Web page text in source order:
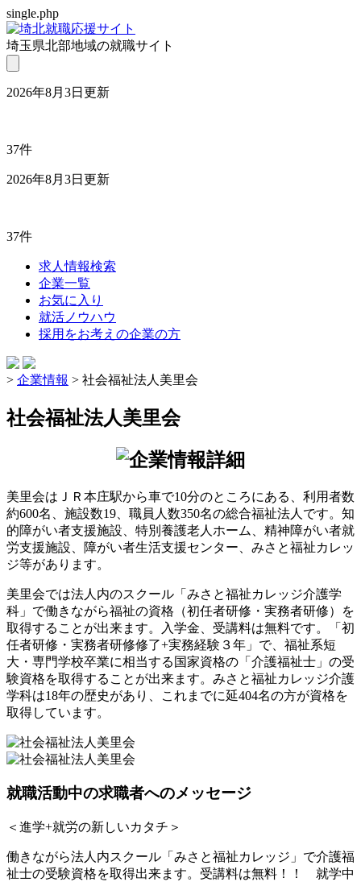
single.php
埼玉県北部地域の就職サイト
2026年8月3日更新
37件
2026年8月3日更新
37件
求人情報検索
企業一覧
お気に入り
就活ノウハウ
採用をお考えの企業の方
> 企業情報 > 社会福祉法人美里会
社会福祉法人美里会
美里会はＪＲ本庄駅から車で10分のところにある、利用者数
約600名、施設数19、職員人数350名の総合福祉法人です。知
的障がい者支援施設、特別養護老人ホーム、精神障がい者就
労支援施設、障がい者生活支援センター、みさと福祉カレッ
ジ等があります。
美里会では法人内のスクール「みさと福祉カレッジ介護学
科」で働きながら福祉の資格（初任者研修・実務者研修）を
取得することが出来ます。入学金、受講料は無料です。「初
任者研修・実務者研修修了+実務経験３年」で、福祉系短
大・専門学校卒業に相当する国家資格の「介護福祉士」の受
験資格を取得することが出来ます。みさと福祉カレッジ介護
学科は18年の歴史があり、これまでに延404名の方が資格を
取得しています。
就職活動中の求職者へのメッセージ
＜進学+就労の新しいカタチ＞
働きながら法人内スクール「みさと福祉カレッジ」で介護福
祉士の受験資格を取得出来ます。受講料は無料！！ 就学中